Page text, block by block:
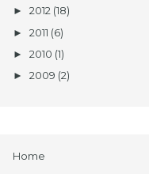
► 2012 (18)
► 2011 (6)
► 2010 (1)
► 2009 (2)
Home